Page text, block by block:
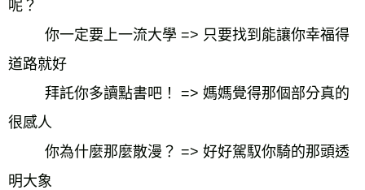
呢？
你一定要上一流大學 => 只要找到能讓你幸福得
道路就好
拜託你多讀點書吧！ => 媽媽覺得那個部分真的
很感人
你為什麼那麼散漫？ => 好好駕馭你騎的那頭透
明大象